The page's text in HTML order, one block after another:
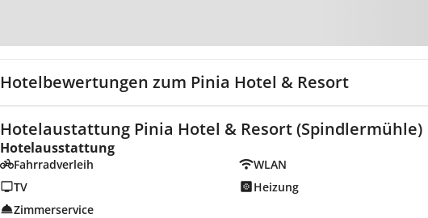
Hotelbewertungen zum Pinia Hotel & Resort
Hotelaustattung Pinia Hotel & Resort (Spindlermühle)
Hotelausstattung
Fahrradverleih WLAN
TV
Heizung
Zimmerservice